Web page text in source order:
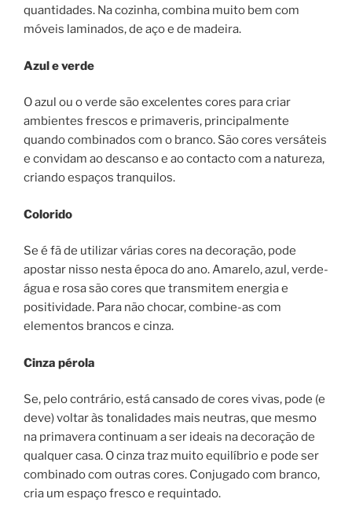
quantidades. Na cozinha, combina muito bem com
móveis laminados, de aço e de madeira.
Azul e verde
O azul ou o verde são excelentes cores para criar
ambientes frescos e primaveris, principalmente
quando combinados com o branco. São cores versáteis
e convidam ao descanso e ao contacto com a natureza,
criando espaços tranquilos.
Colorido
Se é fã de utilizar várias cores na decoração, pode
apostar nisso nesta época do ano. Amarelo, azul, verde-
água e rosa são cores que transmitem energia e
positividade. Para não chocar, combine-as com
elementos brancos e cinza.
Cinza pérola
Se, pelo contrário, está cansado de cores vivas, pode (e
deve) voltar às tonalidades mais neutras, que mesmo
na primavera continuam a ser ideais na decoração de
qualquer casa. O cinza traz muito equilíbrio e pode ser
combinado com outras cores. Conjugado com branco,
cria um espaço fresco e requintado.